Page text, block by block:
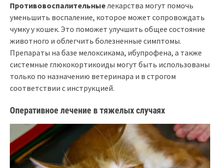
Противовоспалительныелекарства могут помочь
уменьшить воспаление, которое может сопровождать
чумку у кошек. Это поможет улучшить общее состояние
животного и облегчить болезненные симптомы.
Препараты на базе мелоксикама, ибупрофена, а также
системные глюкокортикоиды могут быть использованы
только по назначению ветеринара и в строгом
соответствии с инструкцией.
Оперативное лечение в тяжелых случаях